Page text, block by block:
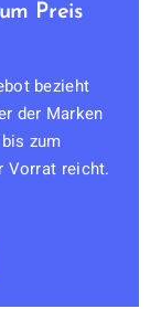
Preis
bezieht
der Marken
zum
Vorrat reicht.